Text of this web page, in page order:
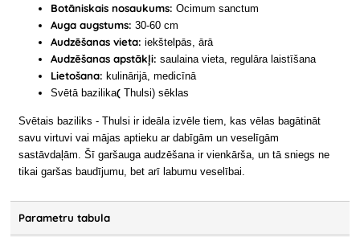
Botāniskais nosaukums: Ocimum sanctum
Auga augstums: 30-60 cm
Audzēšanas vieta: iekštelpās, ārā
Audzēšanas apstākļi: saulaina vieta, regulāra laistīšana
Lietošana: kulinārijā, medicīnā
Svētā bazilika( Thulsi) sēklas
Svētais baziliks - Thulsi ir ideāla izvēle tiem, kas vēlas bagātināt
savu virtuvi vai mājas aptieku ar dabīgām un veselīgām
sastāvdaļām. Šī garšauga audzēšana ir vienkārša, un tā sniegs ne
tikai garšas baudījumu, bet arī labumu veselībai.
Parametru tabula